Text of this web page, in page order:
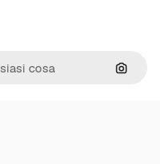
Cerca